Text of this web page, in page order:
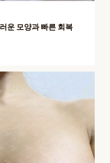
운 모양과 빠른 회복